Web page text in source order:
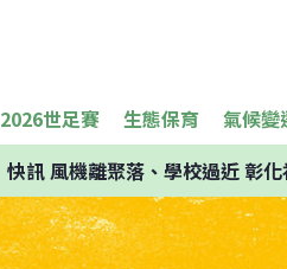
2026世足賽 生態保育 氣候變
快訊風機離聚落、學校過近 彰